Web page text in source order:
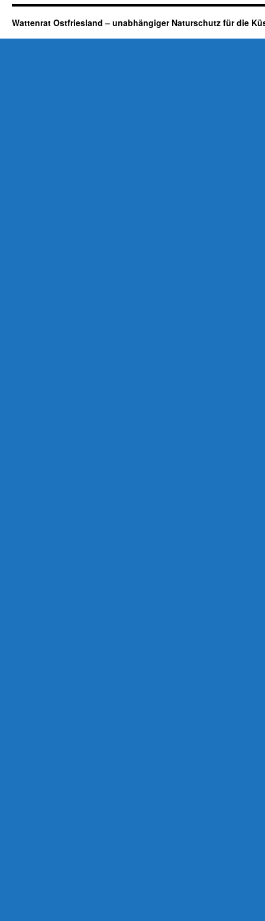
Wattenrat Ostfriesland – unabhängiger Naturschutz für die